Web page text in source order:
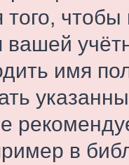
чтобы
вашей
имя
в